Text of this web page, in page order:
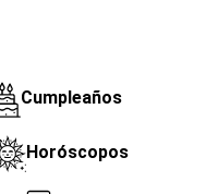
Cumpleaños
Horóscopos